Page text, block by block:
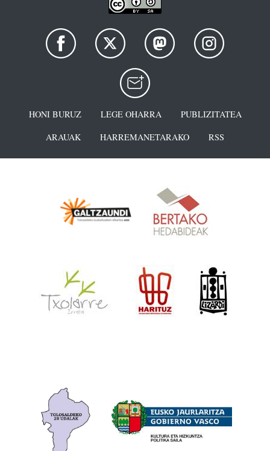
HONI BURUZ LEGE OHARRA
PUBLIZITATEA
ARAUAK
HARREMANETARAKO RSS